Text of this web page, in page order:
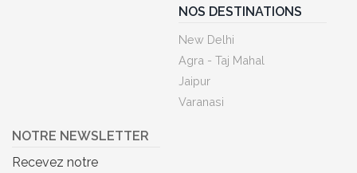
NOS DESTINATIONS
New Delhi
Agra - Taj Mahal
Jaipur
Varanasi
NOTRE NEWSLETTER
Recevez notre